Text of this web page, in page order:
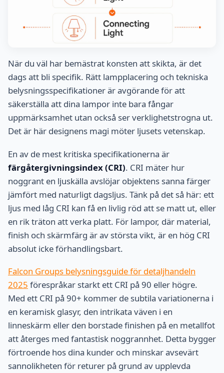
När du väl har bemästrat konsten att skikta, är det
dags att bli specifik. Rätt lampplacering och tekniska
belysningsspecifikationer är avgörande för att
säkerställa att dina lampor inte bara fångar
uppmärksamhet utan också ser verklighetstrogna ut.
Det är här designens magi möter ljusets vetenskap.
En av de mest kritiska specifikationerna är
färgåtergivningsindex (CRI). CRI mäter hur
noggrant en ljuskälla avslöjar objektens sanna färger
jämfört med naturligt dagsljus. Tänk på det så här: ett
ljus med låg CRI kan få en livlig röd att se matt ut, eller
en rik träton att verka platt. För lampor, där material,
finish och skärmfärg är av största vikt, är en hög CRI
absolut icke förhandlingsbart.
Falcon Groups belysningsguide för detaljhandeln
2025 förespråkar starkt ett CRI på 90 eller högre.
Med ett CRI på 90+ kommer de subtila variationerna i
en keramisk glasyr, den intrikata väven i en
linneskärm eller den borstade finishen på en metallfot
att återges med fantastisk noggrannhet. Detta bygger
förtroende hos dina kunder och minskar avsevärt
sannolikheten för returer på grund av upplevda